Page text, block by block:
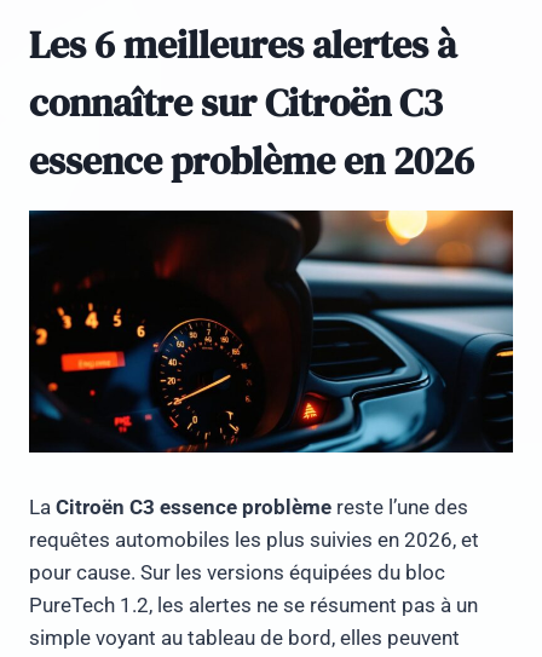
Les 6 meilleures alertes à
connaître sur Citroën C3
essence problème en 2026
La Citroën C3 essence problème reste l’une des
requêtes automobiles les plus suivies en 2026, et
pour cause. Sur les versions équipées du bloc
PureTech 1.2, les alertes ne se résument pas à un
simple voyant au tableau de bord, elles peuvent